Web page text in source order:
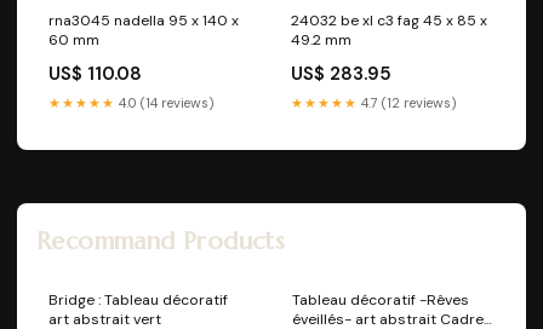
rna3045 nadella 95 x 140 x
60 mm
US$ 110.08
★★★★★ 4.0 (14 reviews)
24032 be xl c3 fag 45 x 85 x
49.2 mm
US$ 283.95
★★★★★ 4.7 (12 reviews)
Recommand Products
Bridge : Tableau décoratif
art abstrait vert
Tableau décoratif -Rêves
éveillés- art abstrait Cadre